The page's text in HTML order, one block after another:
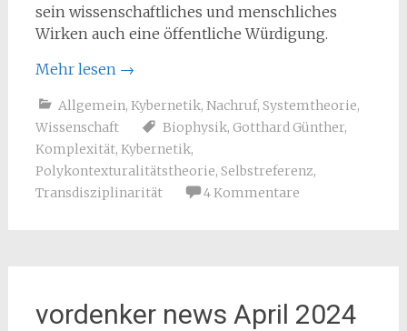
sein wissenschaftliches und menschliches
Wirken auch eine öffentliche Würdigung.
Mehr lesen →
Allgemein, Kybernetik, Nachruf, Systemtheorie,
Wissenschaft
Biophysik, Gotthard Günther,
Komplexität, Kybernetik,
Polykontexturalitätstheorie, Selbstreferenz,
Transdisziplinarität
4 Kommentare
vordenker news April 2024